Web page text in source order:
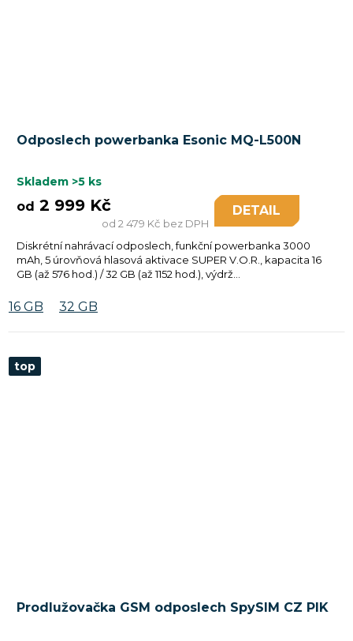
Odposlech powerbanka Esonic MQ-L500N
hodnocení
je
5,0
hvězdiček.
Skladem >5 ks
od 2 479 Kč bez DPH
od 2 999 Kč DETAIL
Diskrétní nahrávací odposlech, funkční powerbanka 3000
mAh, 5 úrovňová hlasová aktivace SUPER V.O.R., kapacita 16
GB (až 576 hod.) / 32 GB (až 1152 hod.), výdrž...
16 GB 32 GB
top
Prodlužovačka GSM odposlech SpySIM CZ PIK
hodnocení